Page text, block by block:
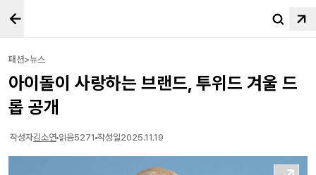
패션>뉴스
아이돌이 사랑하는 브랜드, 투위드 겨울 드
롭 공개
작성자김소연 읽음5271 작성일2025.11.19